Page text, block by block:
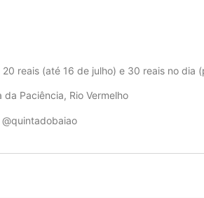
20 reais (até 16 de julho) e 30 reais no dia
da Paciência, Rio Vermelho